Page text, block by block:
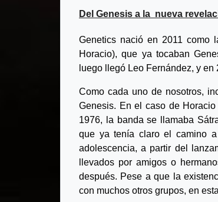
Del Genesis a la nueva
Genetics nació en 2011 como
Horacio), que ya tocaban
luego llegó Leo Fernández, y en
Como cada uno de nosotros,
Genesis. En el caso de
1976, la banda se llamaba
que ya tenía claro el camino
adolescencia, a partir del
llevados por amigos o
después. Pese a que la
con muchos otros grupos, en